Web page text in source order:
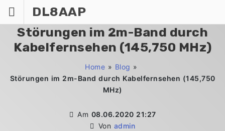
Inhalt
springen
DL8AAP
Störungen im 2m-Band durch
Kabelfernsehen (145,750 MHz)
Home » Blog »
Störungen im 2m-Band durch Kabelfernsehen (145,750
MHz)
Am 08.06.2020 21:27
Von admin